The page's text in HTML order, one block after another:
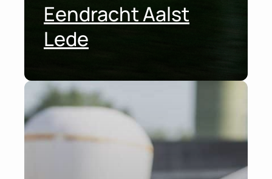
Eendracht Aalst
Lede